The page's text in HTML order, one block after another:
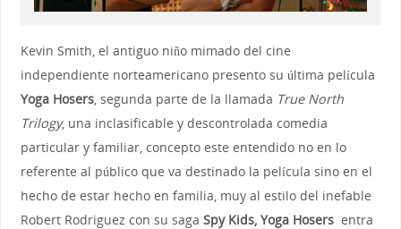
Kevin Smith, el antiguo niño mimado del cine
independiente norteamericano presento su última película
Yoga Hosers, segunda parte de la llamada True North
Trilogy, una inclasificable y descontrolada comedia
particular y familiar, concepto este entendido no en lo
referente al público que va destinado la película sino en el
hecho de estar hecho en familia, muy al estilo del inefable
Robert Rodriguez con su saga Spy Kids, Yoga Hosers entra